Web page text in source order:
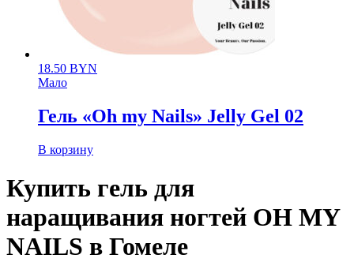
18.50 BYN
Мало
Гель «Oh my Nails» Jelly Gel 02
В корзину
Купить гель для
наращивания ногтей OH MY
NAILS в Гомеле